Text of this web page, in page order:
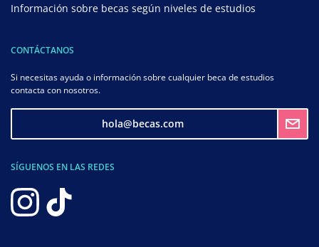
Información sobre becas según niveles de estudios
CONTÁCTANOS
Si necesitas ayuda o información sobre cualquier beca de estudios
contacta con nosotros.
hola@becas.com
SÍGUENOS EN LAS REDES